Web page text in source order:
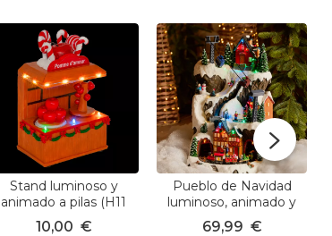
Stand luminoso y
animado a pilas (H11
cm) Manzana de amor
10,00 €
Pueblo de Navidad
luminoso, animado y
musical (H40 cm)
69,99 €